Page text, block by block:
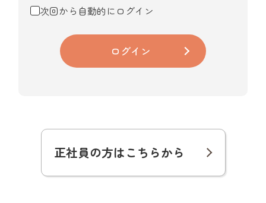
次回から自動的にログイン
ログイン
正社員の方はこちらから